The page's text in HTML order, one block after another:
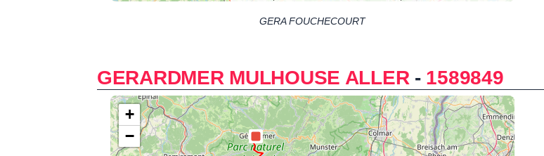
GERA FOUCHECOURT
GERARDMER MULHOUSE ALLER- 1589849